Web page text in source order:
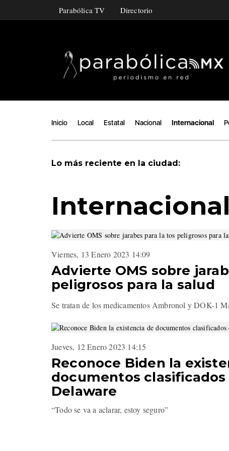
Parabólica TV Directorio
Inicio Local Estatal Nacional Internacional
Lo más reciente en la ciudad:
Internacional
Viernes, 13 Enero 2023 14:09
Advierte OMS sobre
peligrosos para la salud
Se tratan de los medicamentos Ambronol y DOK-1
Jueves, 12 Enero 2023 14:15
Reconoce Biden la
documentos clasificados
Delaware
“Todo se va a aclarar, estoy seguro”